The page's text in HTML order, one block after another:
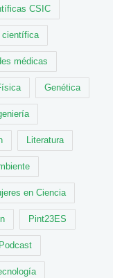
CSIC
científica
médicas
Genética
Literatura
en Ciencia
Pint23ES
Podcast